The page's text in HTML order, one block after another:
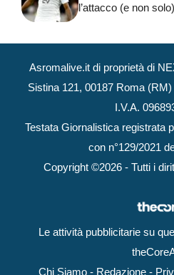
l’attacco (e non solo)
Asromalive.it di proprietà di
Sistina 121, 00187 Roma
I.V.A.
Testata Giornalistica registrata
con n°129/2021
Copyright ©2026 - Tutti i
Le attività pubblicitarie su
Chi Siamo- Redazione-